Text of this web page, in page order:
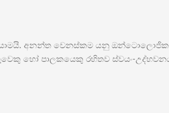
අනන්ත වෙනස්කම යනු
හෝ පාලකයෙකු රහිතව ස්වයං-